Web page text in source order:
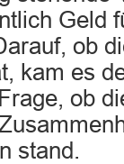
Geld
ob
kam es
ob
stand.